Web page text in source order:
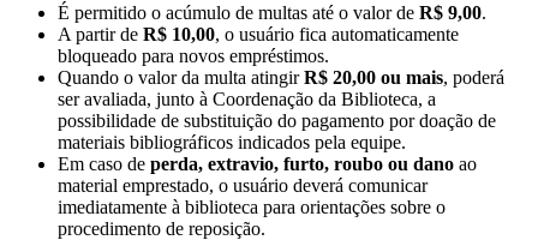
É permitido o acúmulo de multas até o valor de R$ 9,00.
A partir de R$ 10,00, o usuário fica automaticamente
bloqueado para novos empréstimos.
Quando o valor da multa atingirR$ 20,00 ou mais, poderá
ser avaliada, junto à Coordenação da Biblioteca, a
possibilidade de substituição do pagamento por doação de
materiais bibliográficos indicados pela equipe.
Em caso de perda, extravio, furto, roubo ou dano ao
material emprestado, o usuário deverá comunicar
imediatamente à biblioteca para orientações sobre o
procedimento de reposição.